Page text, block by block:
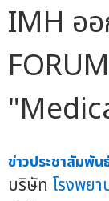
IMH อ
ข่าวประชาสัมพัน
บริษัท โรงพย